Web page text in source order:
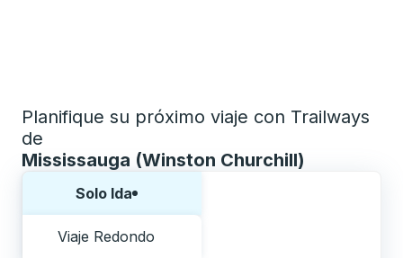
Planifique su próximo viaje con Trailways
de
Mississauga (Winston Churchill)
Solo Ida
Viaje Redondo